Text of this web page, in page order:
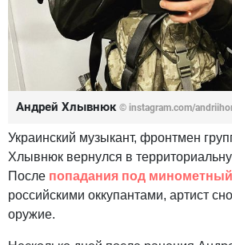
Андрей Хлывнюк © instagram.com/
Украинский музыкант, фронтмен
Хлывнюк вернулся в
После попадания под
российскими оккупантами, артист
оружие.